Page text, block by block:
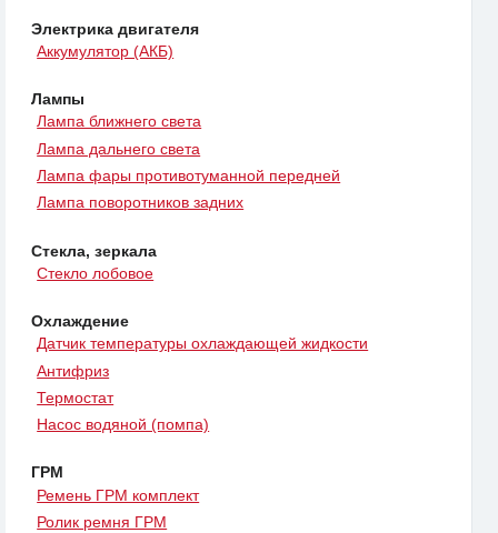
Электрика двигателя
Аккумулятор (АКБ)
Лампы
Лампа ближнего света
Лампа дальнего света
Лампа фары противотуманной передней
Лампа поворотников задних
Стекла, зеркала
Стекло лобовое
Охлаждение
Датчик температуры охлаждающей жидкости
Антифриз
Термостат
Насос водяной (помпа)
ГРМ
Ремень ГРМ комплект
Ролик ремня ГРМ